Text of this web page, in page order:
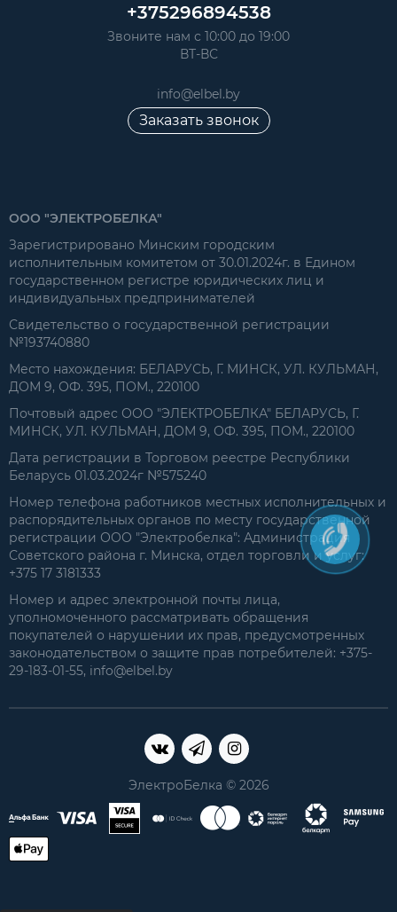
+375296894538
Звоните нам с 10:00 до 19:00
ВТ-ВС
info@elbel.by
Заказать звонок
ООО "ЭЛЕКТРОБЕЛКА"
Зарегистрировано Минским городским
исполнительным комитетом от 30.01.2024г. в Едином
государственном регистре юридических лиц и
индивидуальных предпринимателей
Свидетельство о государственной регистрации
№193740880
Место нахождения: БЕЛАРУСЬ, Г. МИНСК, УЛ. КУЛЬМАН,
ДОМ 9, ОФ. 395, ПОМ., 220100
Почтовый адрес ООО "ЭЛЕКТРОБЕЛКА" БЕЛАРУСЬ, Г.
МИНСК, УЛ. КУЛЬМАН, ДОМ 9, ОФ. 395, ПОМ., 220100
Дата регистрации в Торговом реестре Республики
Беларусь 01.03.2024г №575240
Номер телефона работников местных исполнительных и
распорядительных органов по месту государственной
регистрации ООО "Электробелка": Администрация
Советского района г. Минска, отдел торговли и услуг:
+375 17 3181333
Номер и адрес электронной почты лица,
уполномоченного рассматривать обращения
покупателей о нарушении их прав, предусмотренных
законодательством о защите прав потребителей: +375-
29-183-01-55, info@elbel.by
ЭлектроБелка © 2026